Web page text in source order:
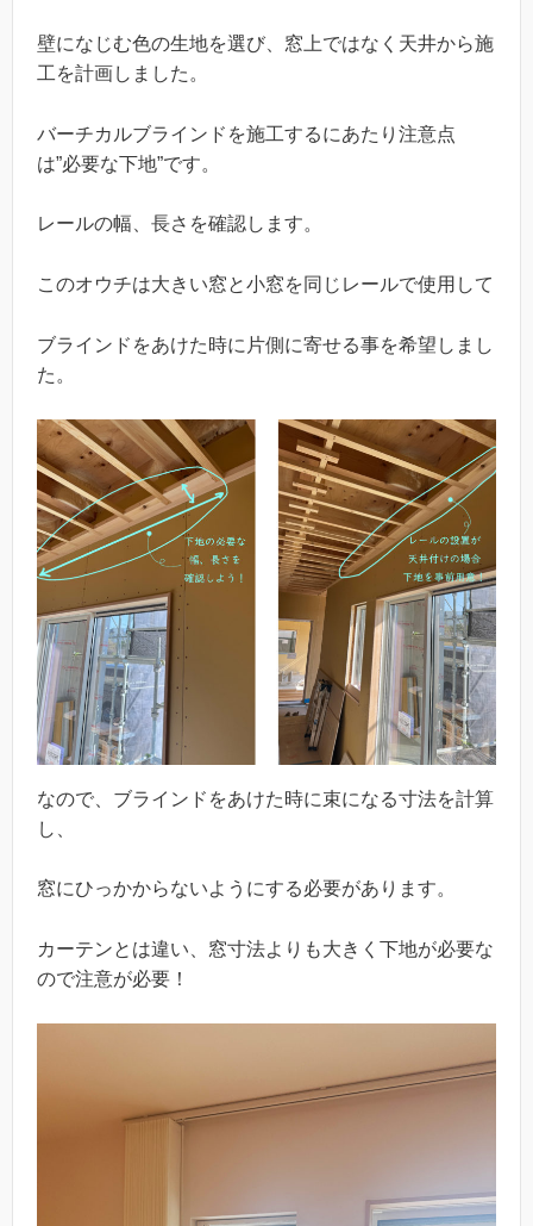
壁になじむ色の生地を選び、窓上ではなく天井から施
工を計画しました。
バーチカルブラインドを施工するにあたり注意点
は”必要な下地”です。
レールの幅、長さを確認します。
このオウチは大きい窓と小窓を同じレールで使用して
ブラインドをあけた時に片側に寄せる事を希望しまし
た。
なので、ブラインドをあけた時に束になる寸法を計算
し、
窓にひっかからないようにする必要があります。
カーテンとは違い、窓寸法よりも大きく下地が必要な
ので注意が必要！